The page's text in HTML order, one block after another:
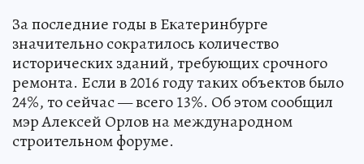
За последние годы в Екатеринбурге
значительно сократилось количество
исторических зданий, требующих срочного
ремонта. Если в 2016 году таких объектов было
24%, то сейчас — всего 13%. Об этом сообщил
мэр Алексей Орлов на международном
строительном форуме.